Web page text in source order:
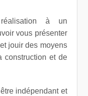
à un
vous présenter
jouir des moyens
construction et de
indépendant et